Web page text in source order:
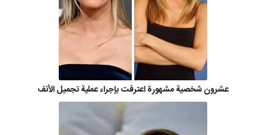
عشرون شخصية مشهورة اعترفت بإجراء عملية تجميل الأنف